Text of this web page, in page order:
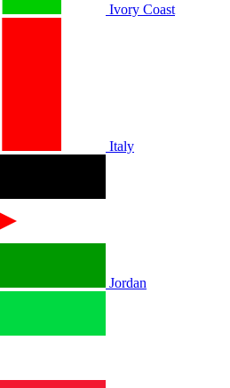
Ivory Coast
Italy
Jordan